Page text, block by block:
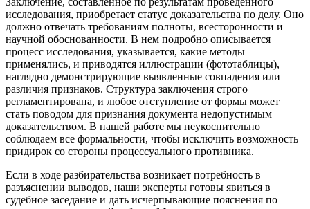
исследования, приобретает статус доказательства по делу. Оно
должно отвечать требованиям полноты, всесторонности и
научной обоснованности. В нем подробно описывается
процесс исследования, указывается, какие методы
применялись, и приводятся иллюстрации (фототаблицы),
наглядно демонстрирующие выявленные совпадения или
различия признаков. Структура заключения строго
регламентирована, и любое отступление от формы может
стать поводом для признания документа недопустимым
доказательством. В нашей работе мы неукоснительно
соблюдаем все формальности, чтобы исключить возможность
придирок со стороны процессуального противника.
Если в ходе разбирательства возникает потребность в
разъяснении выводов, наши эксперты готовы явиться в
судебное заседание и дать исчерпывающие пояснения по